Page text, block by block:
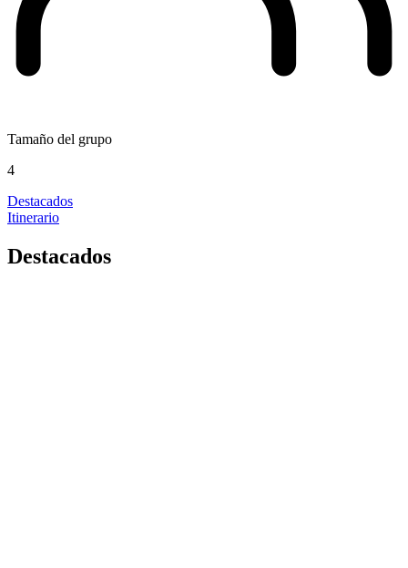
Tamaño del grupo
4
Destacados
Itinerario
Destacados